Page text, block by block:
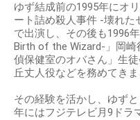
ゆず結成前の1995年にオ
ート詰め殺人事件 -壊れた
で出演し、その後も1996
Birth of the Wizard-」岡崎
偵保健室のオバさん」生
丘丈人役などを務めてきま
その経験を活かし、ゆず
年にはフジテレビ月9ドラ